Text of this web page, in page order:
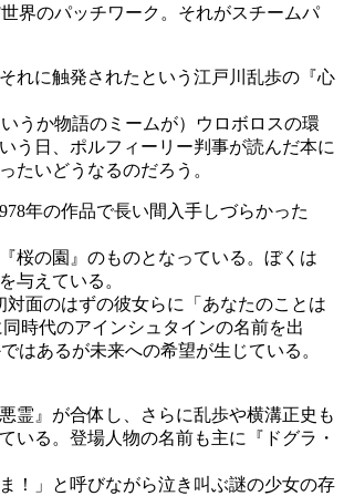
界のパッチワーク。それがスチームパ
れに触発されたという江戸川乱歩の『心
うか物語のミームが）ウロボロスの環
う日、ポルフィーリー判事が読んだ本に
たいどうなるのだろう。
年の作品で長い間入手しづらかった
桜の園』のものとなっている。ぼくは
与えている。
面のはずの彼女らに「あなたのことは
時代のアインシュタインの名前を出
はあるが未来への希望が生じている。
霊』が合体し、さらに乱歩や横溝正史も
いる。登場人物の名前も主に『ドグラ・
！」と呼びながら泣き叫ぶ謎の少女の存